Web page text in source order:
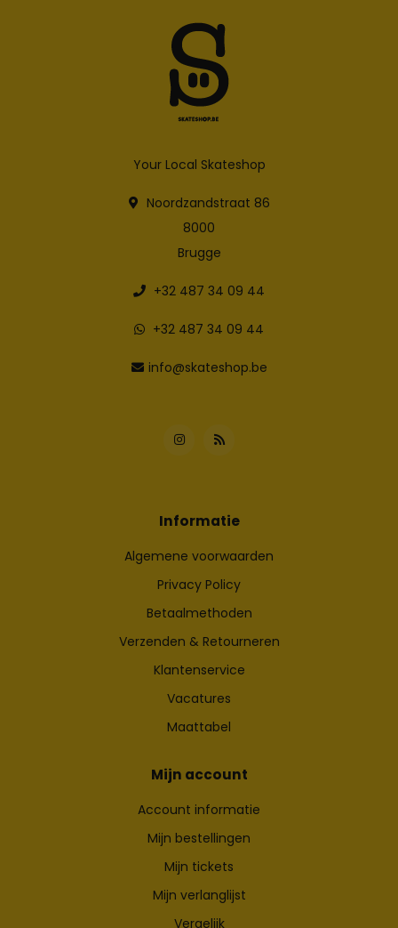
Your Local Skateshop
Noordzandstraat 86
8000
Brugge
+32 487 34 09 44
+32 487 34 09 44
info@skateshop.be
Informatie
Algemene voorwaarden
Privacy Policy
Betaalmethoden
Verzenden & Retourneren
Klantenservice
Vacatures
Maattabel
Mijn account
Account informatie
Mijn bestellingen
Mijn tickets
Mijn verlanglijst
Vergelijk